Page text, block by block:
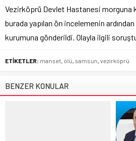
Vezirköprü Devlet Hastanesi morguna
burada yapılan ön incelemenin
kurumuna gönderildi. Olayla ilgili
ETİKETLER: manset ölü samsun vezirköprü
BENZER KONULAR